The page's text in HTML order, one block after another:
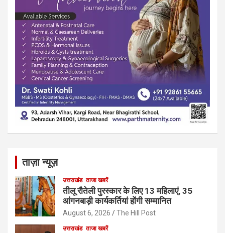
ताज़ा न्यूज़
उत्तराखंड ताजा खबरें
तीलू रौतेली पुरस्कार के लिए 13 महिलाएं, 35
आंगनबाड़ी कार्यकर्तियां होंगी सम्मानित
August 6, 2026 The Hill Post
उत्तराखंड ताजा खबरें